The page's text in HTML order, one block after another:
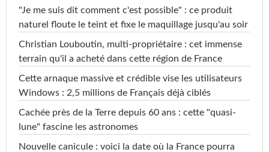
"Je me suis dit comment c'est possible" : ce produit
naturel floute le teint et fixe le maquillage jusqu'au soir
Christian Louboutin, multi-propriétaire : cet immense
terrain qu'il a acheté dans cette région de France
Cette arnaque massive et crédible vise les utilisateurs
Windows : 2,5 millions de Français déjà ciblés
Cachée près de la Terre depuis 60 ans : cette "quasi-
lune" fascine les astronomes
Nouvelle canicule : voici la date où la France pourra